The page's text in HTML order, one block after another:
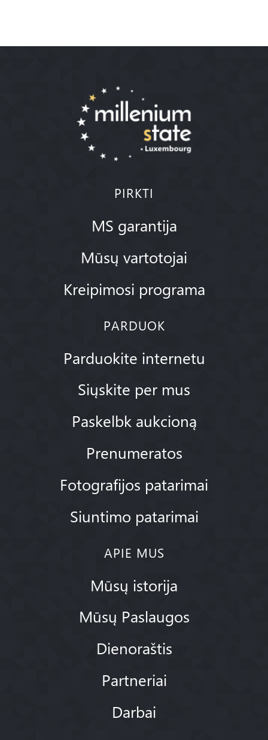
PIRKTI
MS garantija
Mūsų vartotojai
Kreipimosi programa
PARDUOK
Parduokite internetu
Siųskite per mus
Paskelbk aukcioną
Prenumeratos
Fotografijos patarimai
Siuntimo patarimai
APIE MUS
Mūsų istorija
Mūsų Paslaugos
Dienoraštis
Partneriai
Darbai